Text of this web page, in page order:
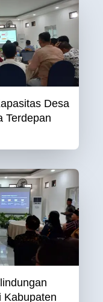
Desa
Terdepan
Kabupaten